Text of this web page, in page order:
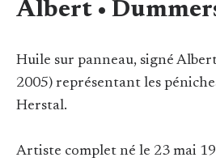
Albert •
Huile sur panneau, signé
2005) représentant les
Herstal.
Artiste complet né le 23 mai